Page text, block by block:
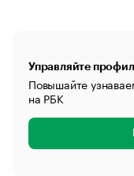
Управляйте
Повышайте
на РБК